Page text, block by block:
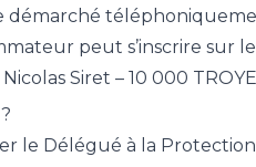
peut s’inscrire sur
Siret – 10 000
le Délégué à la